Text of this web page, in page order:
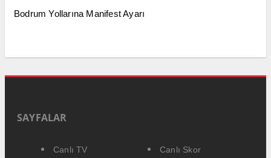
Bodrum Yollarına Manifest Ayarı
SAYFALAR
Canlı TV
Canlı Skor